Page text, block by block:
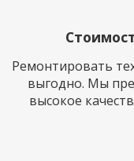
Ремонтировать
выгодно. Мы
высокое